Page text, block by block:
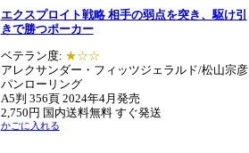
エクスプロイト戦略 相手の弱点を突き、駆け引
きで勝つポーカー
ベテラン度: ★☆☆
アレクサンダー・フィッツジェラルド/松山宗彦
パンローリング
A5判 356頁2024年4月発売
2,750円 国内送料無料 すぐ発送
かごに入れる